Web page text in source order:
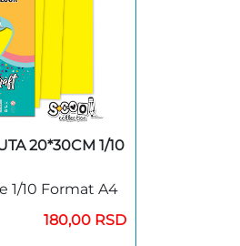
20*30CM 1/10
1/10 Format A4
180,00 RSD